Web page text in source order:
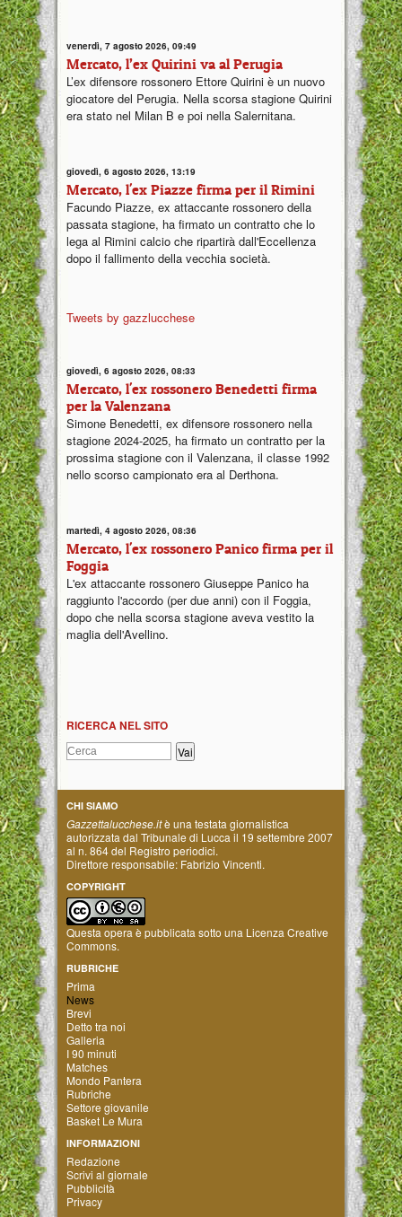
venerdì, 7 agosto 2026, 09:49
Mercato, l’ex Quirini va al Perugia
L’ex difensore rossonero Ettore Quirini è un nuovo
giocatore del Perugia. Nella scorsa stagione Quirini
era stato nel Milan B e poi nella Salernitana.
giovedì, 6 agosto 2026, 13:19
Mercato, l'ex Piazze firma per il Rimini
Facundo Piazze, ex attaccante rossonero della
passata stagione, ha firmato un contratto che lo
lega al Rimini calcio che ripartirà dall'Eccellenza
dopo il fallimento della vecchia società.
Tweets by gazzlucchese
giovedì, 6 agosto 2026, 08:33
Mercato, l'ex rossonero Benedetti firma
per la Valenzana
Simone Benedetti, ex difensore rossonero nella
stagione 2024-2025, ha firmato un contratto per la
prossima stagione con il Valenzana, il classe 1992
nello scorso campionato era al Derthona.
martedì, 4 agosto 2026, 08:36
Mercato, l'ex rossonero Panico firma per il
Foggia
L'ex attaccante rossonero Giuseppe Panico ha
raggiunto l'accordo (per due anni) con il Foggia,
dopo che nella scorsa stagione aveva vestito la
maglia dell'Avellino.
RICERCA NEL SITO
CHI SIAMO
Gazzettalucchese.itè una testata giornalistica
autorizzata dal Tribunale di Lucca il 19 settembre 2007
al n. 864 del Registro periodici.
Direttore responsabile: Fabrizio Vincenti.
COPYRIGHT
Questa opera è pubblicata sotto una Licenza Creative
Commons.
RUBRICHE
Prima
News
Brevi
Detto tra noi
Galleria
I 90 minuti
Matches
Mondo Pantera
Rubriche
Settore giovanile
Basket Le Mura
INFORMAZIONI
Redazione
Scrivi al giornale
Pubblicità
Privacy